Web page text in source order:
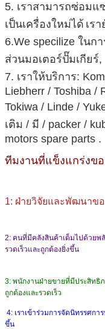
5. เราสามารถซ่อมแ
เป็นเครื่องใหม่ได้ เร
6.We specilize ใน
ส่วนมอเตอร์ปั๊มเกียร์,
7. เราให้บริการ:
Liebherr / Toshiba /
Tokiwa / Linde /
เติม / มี / packer /
motors spare parts .
ทีมงานที่แข็งแกร่งขอ
1: ฝ่ายวิจัยและพัฒนาขอ
2: คนที่มีคลังสินค้าเต็มไปด้วยพ
รวดเร็วและถูกต้องยิ่งขึ้น
3: พนักงานฝ่ายขายที่มีประสิทธิ
ถูกต้องและรวดเร็ว
4: เราเข้าร่วมการจัดนิทรรศกา
ขึ้น